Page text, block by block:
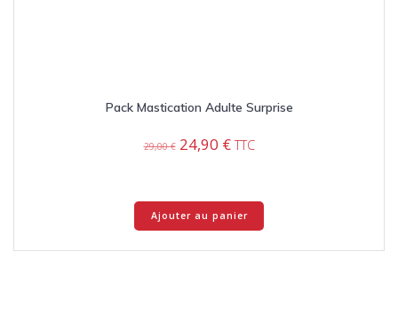
Pack Mastication Adulte Surprise
29,00€ Le
était :
29,00 €.
24,90 €Le
est :
24,90 €.
TTC
Ajouter au panier